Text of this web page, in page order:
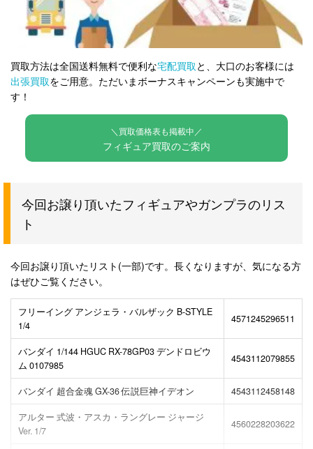
買取方法は全国送料無料で便利な宅配買取 と、大口のお客様には
出張買取をご用意。ただいまボーナスキャンペーンも実施中で
す！
＼買取価格表も掲載中／
フィギュア買取のご案内
今回お譲り頂いたフィギュアやガンプラのリス
ト
今回お譲り頂いたリスト(一部)です。長くなりますが、気になる方
はぜひご覧ください。
フリーイング アンジェラ・バルザック B-STYLE
1/4
4571245296511
バンダイ 1/144 HGUC RX-78GP03 デンドロビウ
ム 0107985
4543112079855
バンダイ 超合金魂 GX-36 伝説巨神イデオン 4543112458148
アルター 式波・アスカ・ラングレー ジャージ
Ver. 1/7
4560228203622